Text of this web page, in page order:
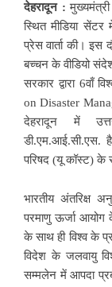
देहरादून :
स्थित मीडिया
प्रेस वार्ता की। इस
बच्चन के वीडियो
सरकार द्वारा 6वाँ
on Disaster
देहरादून में
डी.एम.आई.सी.एस.
परिषद (यू कॉस्ट) के
भारतीय अंतरिक्ष
परमाणु ऊर्जा आयोग
के साथ ही विश्व के
विदेश के जलवायु
सम्मलेन में आपदा